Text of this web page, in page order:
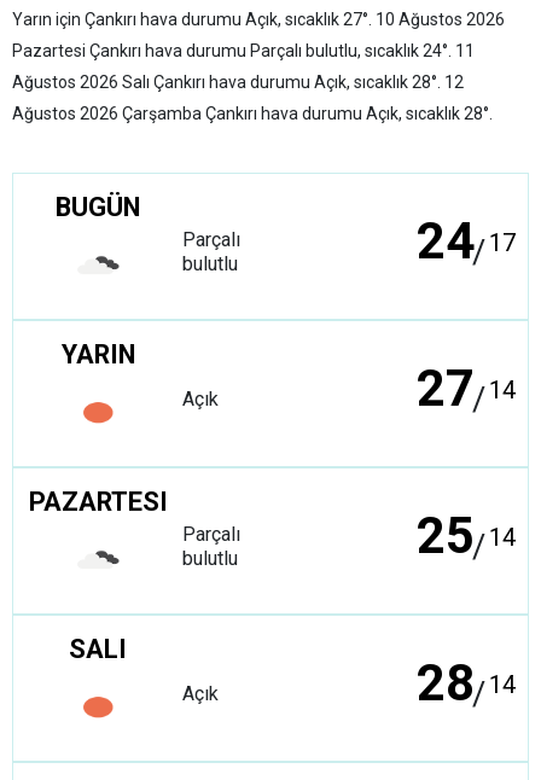
Yarın için Çankırı hava durumu Açık, sıcaklık 27°. 10 Ağustos 2026
Pazartesi Çankırı hava durumu Parçalı bulutlu, sıcaklık 24°. 11
Ağustos 2026 Salı Çankırı hava durumu Açık, sıcaklık 28°. 12
Ağustos 2026 ÇarşambaÇankırı hava durumu Açık, sıcaklık 28°.
BUGÜN
Parçalı
bulutlu
24/17
YARIN
Açık 27/14
PAZARTESI
Parçalı
bulutlu
25/14
SALI
Açık 28/14